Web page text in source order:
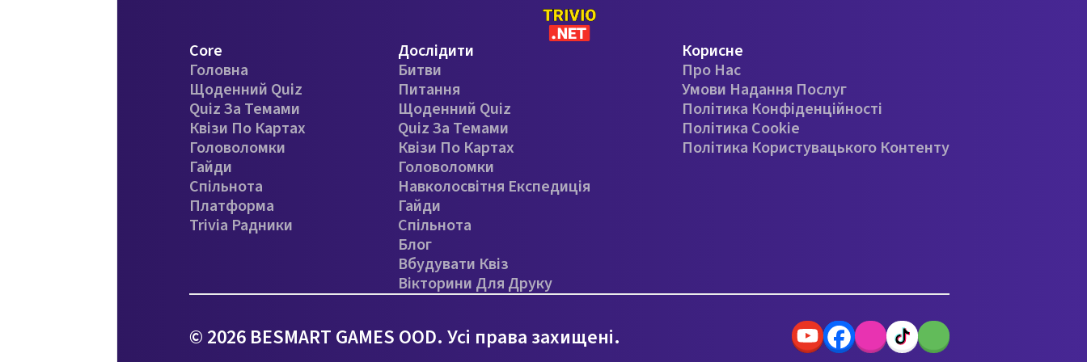
Core
Головна
Щоденний Quiz
Quiz За Темами
Квізи По Картах
Головоломки
Гайди
Спільнота
Платформа
Trivia Радники
Дослідити
Битви
Питання
Щоденний Quiz
Quiz За Темами
Квізи По Картах
Головоломки
Навколосвітня Експедиція
Гайди
Спільнота
Блог
Вбудувати Квіз
Вікторини Для Друку
Корисне
Про Нас
Умови Надання Послуг
Політика Конфіденційності
Політика Cookie
Політика Користувацького Контенту
© 2026 BESMART GAMES OOD. Усі права захищені.